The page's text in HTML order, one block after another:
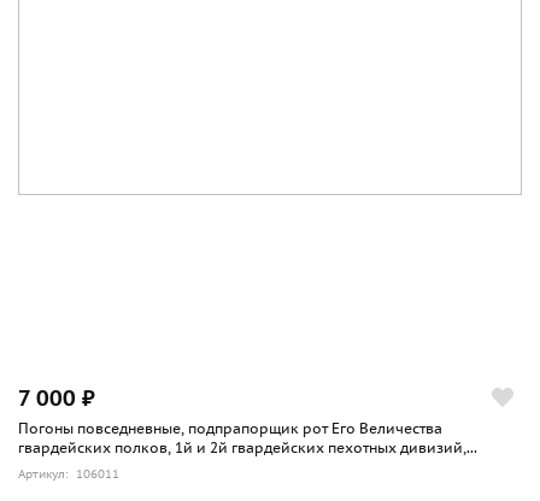
7 000 ₽
Погоны повседневные, подпрапорщик рот Его Величества
гвардейских полков, 1й и 2й гвардейских пехотных дивизий,...
Артикул: 106011